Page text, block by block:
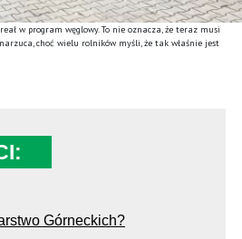
w program węglowy. To nie oznacza, że teraz musi
choć wielu rolników myśli, że tak właśnie jest
Górneckich?